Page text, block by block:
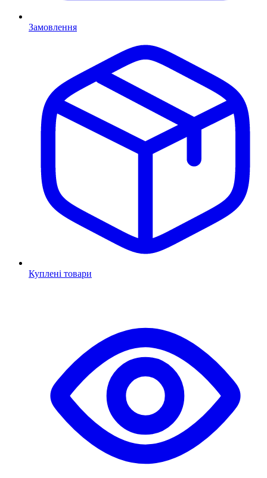
Замовлення
Куплені товари